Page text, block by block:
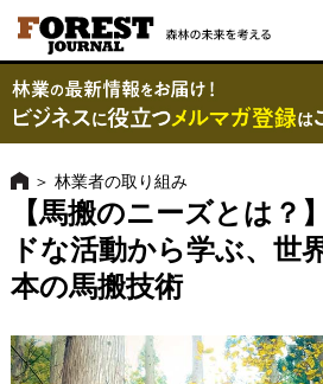
＞ 林業者の取り組み
【馬搬のニーズとは？
ドな活動から学ぶ、世
本の馬搬技術